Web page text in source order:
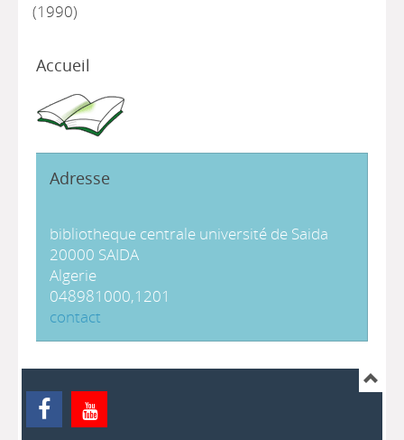
(1990)
Accueil
Adresse
bibliotheque centrale université de Saida
20000 SAIDA
Algerie
048981000,1201
contact